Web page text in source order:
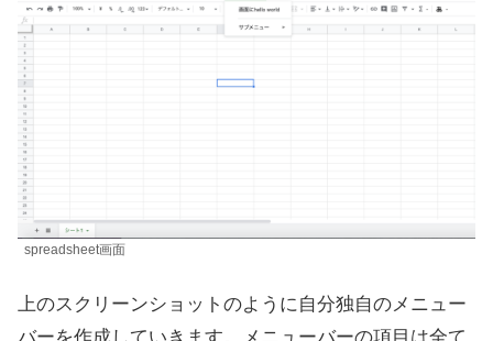
spreadsheet画面
上のスクリーンショットのように自分独自のメニュー